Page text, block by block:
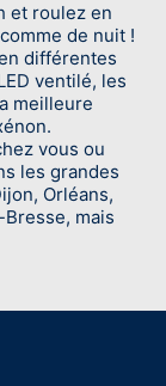
et roulez en
de nuit !
différentes
ventilé, les
meilleure
vous ou
les grandes
Orléans,
mais